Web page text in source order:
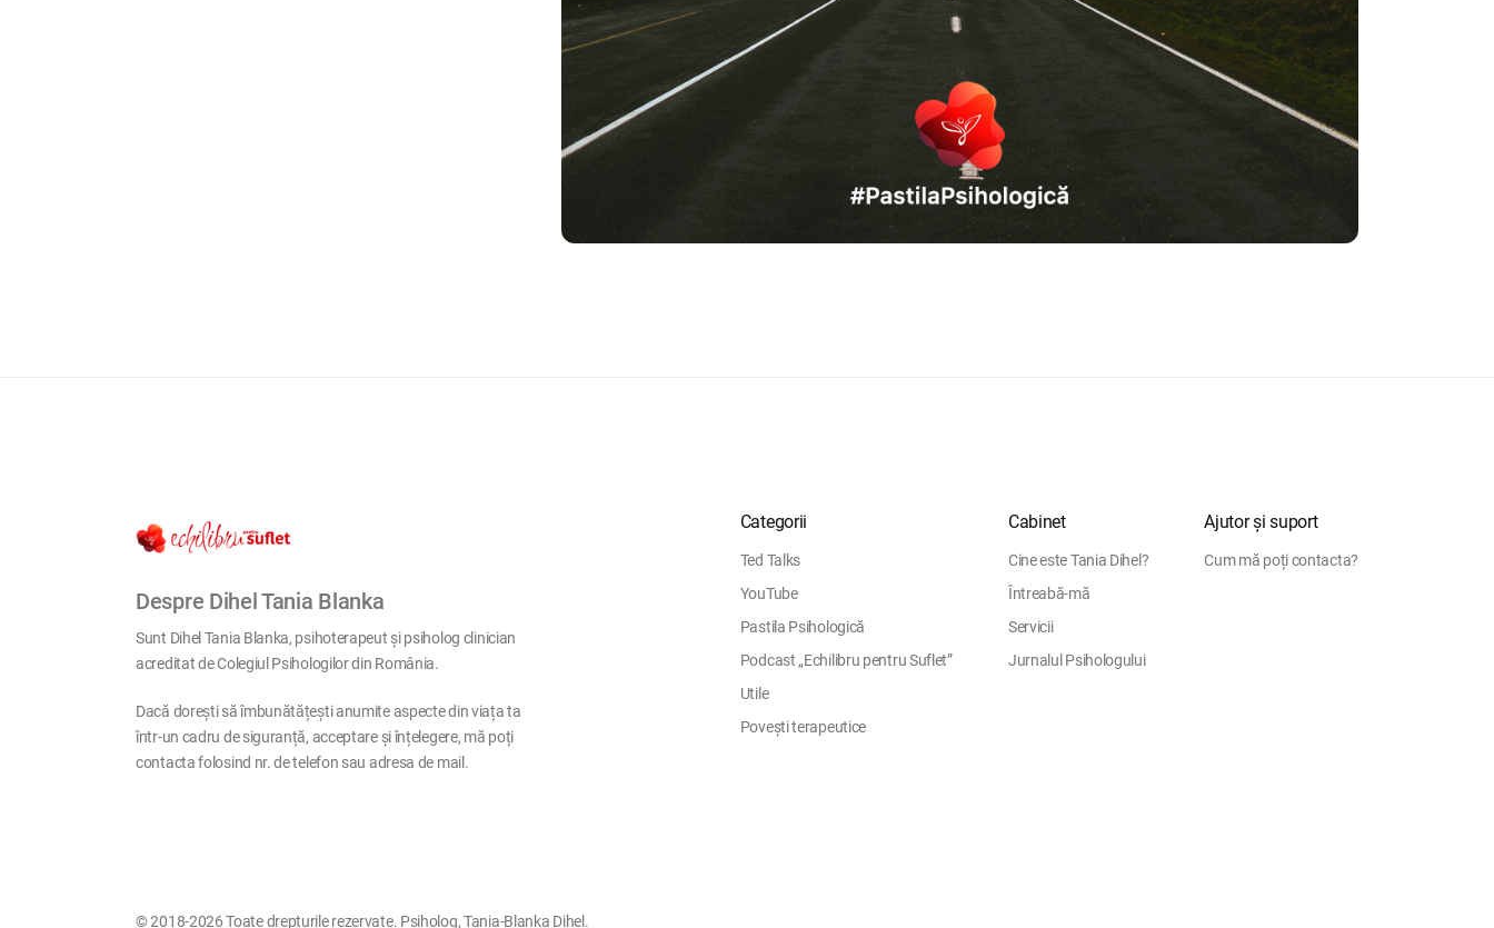
Despre Dihel Tania Blanka
Sunt Dihel Tania Blanka, psihoterapeut și psiholog clinician
acreditat de Colegiul Psihologilor din România.
Dacă dorești să îmbunătățești anumite aspecte din viața ta
într-un cadru de siguranță, acceptare și înțelegere, mă poți
contacta folosind nr. de telefon sau adresa de mail.
Categorii
Ted Talks
YouTube
Pastila Psihologică
Podcast „Echilibru pentru Suflet”
Utile
Povești terapeutice
Cabinet
Cine este Tania Dihel?
Întreabă-mă
Servicii
Jurnalul Psihologului
Ajutor și suport
Cum mă poți contacta?
© 2018-2026 Toate drepturile rezervate. Psiholog, Tania-Blanka Dihel.